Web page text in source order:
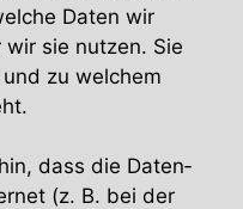
Daten wir
sie nutzen. Sie
zu welchem
dass die Daten­
(z. B. bei der